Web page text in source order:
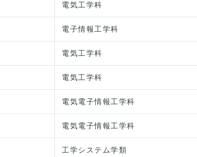
電気工学科
電子情報工学科
電気工学科
電気工学科
電気電子情報工学科
電気電子情報工学科
工学システム学類